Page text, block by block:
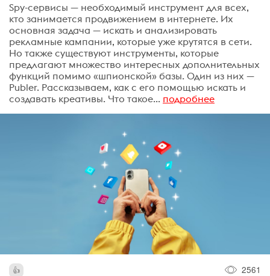
Spy-сервисы — необходимый инструмент для всех,
кто занимается продвижением в интернете. Их
основная задача — искать и анализировать
рекламные кампании, которые уже крутятся в сети.
Но также существуют инструменты, которые
предлагают множество интересных дополнительных
функций помимо «шпионской» базы. Один из них —
Publer. Рассказываем, как с его помощью искать и
создавать креативы. Что такое... подробнее
2561